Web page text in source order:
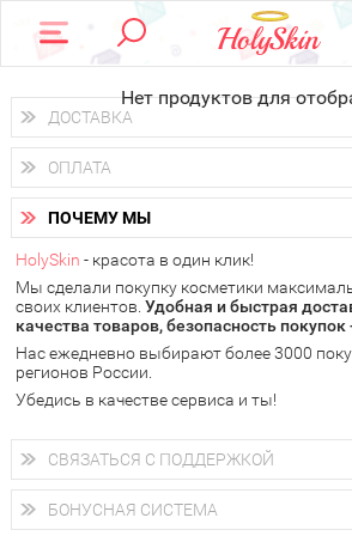
Нет продуктов для
ДОСТАВКА
Доставка осуществляетсяпо всем
Вы можете выбрать доставку курьером,
получить заказ в пунктах выдачи
самовывоза.
В 20 городах России доставка
следующий день.
у Вас всегда есть возможность
доставку от HolySkin.
подробнее об условиях доставки и
ОПЛАТА
Вы можете оплатить свой заказ любым
наличными деньгами (
через интернет-банк (Альфа-банк,
электронными способами.
ПОЧЕМУ МЫ
HolySkin - красота в один клик!
Мы сделали покупку косметики
своих клиентов. Удобная и быстрая
качества товаров, безопасность покупок
Нас ежедневно выбирают более 3000
регионов России.
Убедись в качестве сервиса и ты!
СВЯЗАТЬСЯ С ПОДДЕРЖКОЙ
+7 (800) 707-24-55
Мы будем рады ответить на все Ваши
магазина, проконсультировать по
БОНУСНАЯ СИСТЕМА